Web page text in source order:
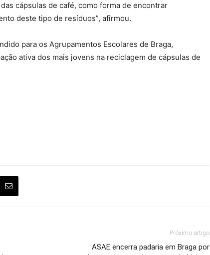
cápsulas de café, como forma de encontrar
deste tipo de resíduos”, afirmou.
para os Agrupamentos Escolares de Braga,
ativa dos mais jovens na reciclagem de cápsulas de
Próximo artigo
ASAE encerra padaria em Braga por